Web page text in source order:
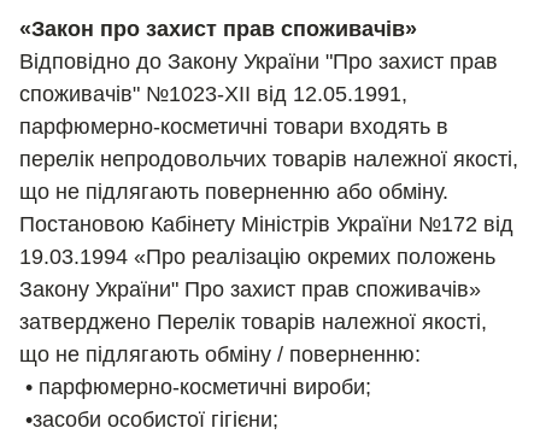
«Закон про захист прав споживачів»
Відповідно до Закону України "Про захист прав
споживачів" №1023-XII від 12.05.1991,
парфюмерно-косметичні товари входять в
перелік непродовольчих товарів належної якості,
що не підлягають поверненню або обміну.
Постановою Кабінету Міністрів України №172 від
19.03.1994 «Про реалізацію окремих положень
Закону України" Про захист прав споживачів»
затверджено Перелік товарів належної якості,
що не підлягають обміну / поверненню:
• парфюмерно-косметичні вироби;
•засоби особистої гігієни;